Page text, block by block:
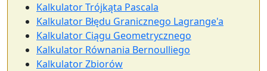
Kalkulator Trójkąta Pascala
Kalkulator Błędu Granicznego Lagrange'a
Kalkulator Ciągu Geometrycznego
Kalkulator Równania Bernoulliego
Kalkulator Zbiorów